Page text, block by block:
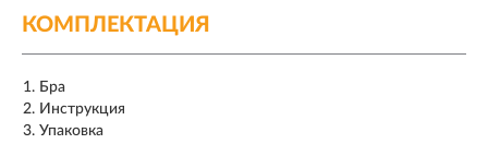
КОМПЛЕКТАЦИЯ
Бра
Инструкция
Упаковка